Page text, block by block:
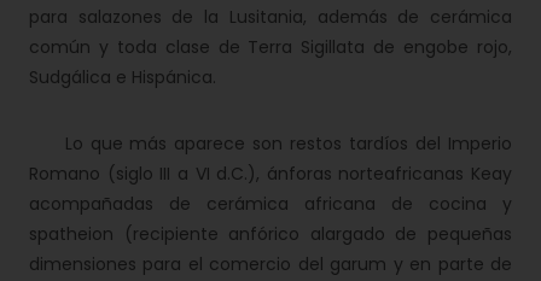
para salazones de la Lusitania, además de cerámica
común y toda clase de Terra Sigillata de engobe rojo,
Sudgálica e Hispánica.
Lo que más aparece son restos tardíos del Imperio
Romano (siglo III a VI d.C.), ánforas norteafricanas Keay
acompañadas de cerámica africana de cocina y
spatheion (recipiente anfórico alargado de pequeñas
dimensiones para el comercio del garum y en parte de